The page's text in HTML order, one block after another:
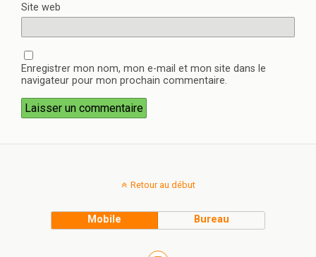
Site web
Enregistrer mon nom, mon e-mail et mon site dans le
navigateur pour mon prochain commentaire.
Retour au début
Mobile Bureau